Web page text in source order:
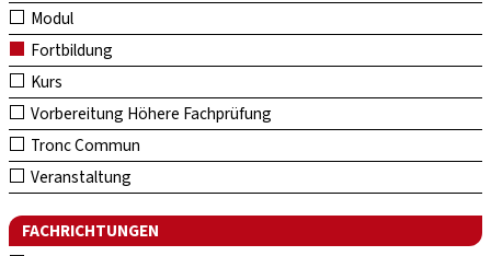
Modul
Fortbildung
Kurs
Vorbereitung Höhere Fachprüfung
Tronc Commun
Veranstaltung
FACHRICHTUNGEN